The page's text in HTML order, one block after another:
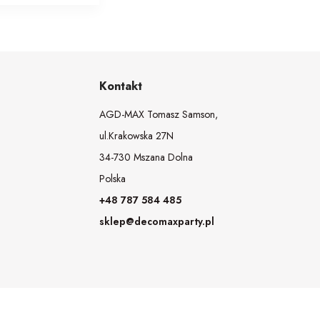
Kontakt
AGD-MAX Tomasz Samson,
ul.Krakowska 27N
34-730 Mszana Dolna
Polska
+48 787 584 485
sklep@decomaxparty.pl